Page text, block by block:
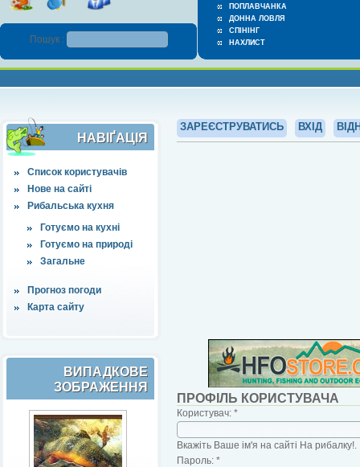
ПОПЛАВЧАНКА
ДОННА ЛОВЛЯ
СПІНІНГ
НАХЛИСТ
Пошук :
НАВІҐАЦІЯ
Список користувачів
Нове на сайті
Рибальська кухня
Готуємо на кухні
Готуємо на природі
Загальне
Прогноз погоди
Карта сайту
ВИПАДКОВЕ
ЗОБРАЖЕННЯ
ЗАРЕЄСТРУВАТИСЬ ВХІД
ПРОФІЛЬ КОРИСТУВАЧА
Користувач: *
Вкажіть Ваше ім'я на сайті На рибалку!.
Пароль: *